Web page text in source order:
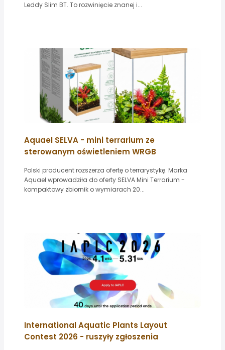
Leddy Slim BT. To rozwinięcie znanej i...
Aquael SELVA - mini terrarium ze
sterowanym oświetleniem WRGB
Polski producent rozszerza ofertę o terrarystykę. Marka
Aquael wprowadziła do oferty SELVA Mini Terrarium -
kompaktowy zbiornik o wymiarach 20...
International Aquatic Plants Layout
Contest 2026 - ruszyły zgłoszenia